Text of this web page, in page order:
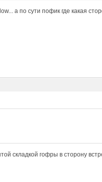
а по сути пофик где какая
складкой гофры в сторону